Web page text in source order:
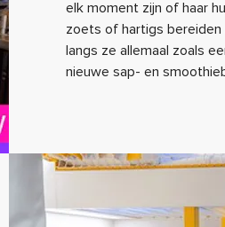
elk moment zijn of haar
zoets of hartigs bereiden
langs ze allemaal zoals
nieuwe sap- en